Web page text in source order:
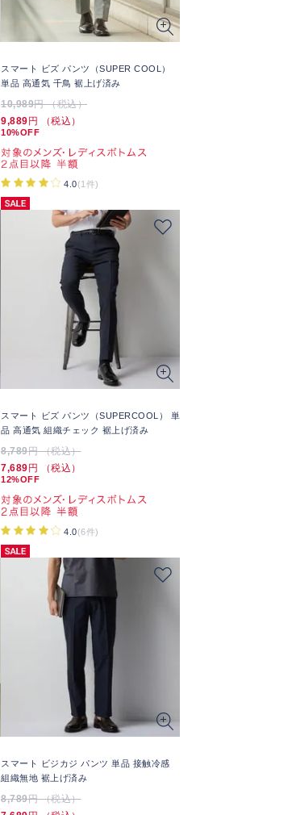
スマート ビズ パンツ（SUPER COOL）
単品 高通気 千鳥 裾上げ済み
10,989円 （税込）
9,889円 （税込）
10%OFF
4.0(1件)
スマート ビズ パンツ（SUPERCOOL） 単
品 高通気 組織チェック 裾上げ済み
8,789円 （税込）
7,689 円 （税込）
12%OFF
4.0(6件)
スマート ビジカジ パンツ 単品 接触冷感
組織無地 裾上げ済み
8,789円 （税込）